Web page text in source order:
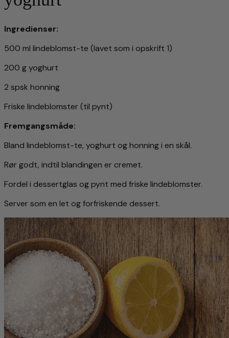
Ingredienser:
500 ml lindeblomst-te (lavet som i opskrift 1)
200 g yoghurt
2 spsk honning
Friske lindeblomster (til pynt)
Fremgangsmåde:
Bland lindeblomst-te, yoghurt og honning i en skål.
Rør godt, indtil blandingen er cremet.
Fordel i dessertglas og pynt med friske lindeblomster.
Server som en let og forfriskende dessert.